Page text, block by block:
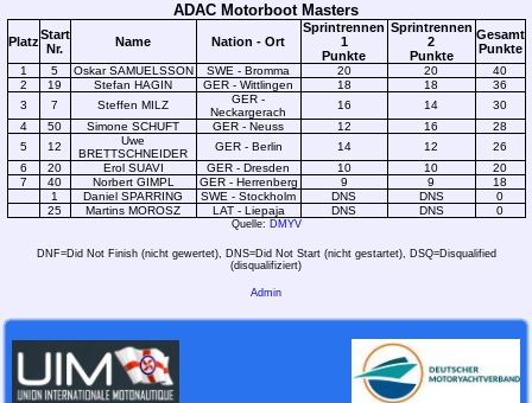
ADAC Motorboot Masters
PlatzStart
Nr.
Name Nation - Ort
Sprintrennen
1
Punkte
Sprintrennen
2
Punkte
Gesamt
Punkte
1 5 Oskar SAMUELSSON SWE - Bromma 20 20
40
2
19 Stefan HAGIN GER - Wittlingen 18 18
36
3
7 Steffen MILZ
GER -
Neckargerach
16 14
30
4
50 Simone SCHUFT GER - Neuss 12 16
28
5
12
Uwe
BRETTSCHNEIDER
GER - Berlin 14 12
26
6
20 Erol SUAVI GER - Dresden 10 10
20
7
40 Norbert GIMPL GER - Herrenberg 9 9
18
1
Daniel SPARRING SWE - Stockholm DNS DNS
0
25
Martins MOROSZ LAT - Liepaja DNS DNS 0
Quelle: DMYV
DNF=Did Not Finish (nicht gewertet), DNS=Did Not Start (nicht gestartet), DSQ=Disqualified
(disqualifiziert)
Admin